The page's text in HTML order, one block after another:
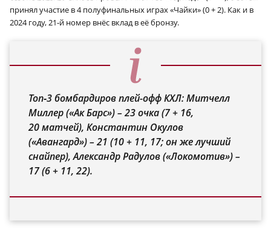
принял участие в 4 полуфинальных играх «Чайки» (0 + 2). Как и в
2024 году, 21‑й номер внёс вклад в её бронзу.
Топ‑3 бомбардиров плей-офф КХЛ: Митчелл
Миллер («Ак Барс») – 23 очка (7 + 16,
20 матчей), Константин Окулов
(«Авангард») – 21 (10 + 11, 17; он же лучший
снайпер), Александр Радулов («Локомотив») –
17 (6 + 11, 22).